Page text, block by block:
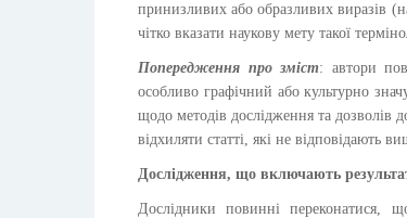
принизливих або образливих виразів
чітко вказати наукову мету такої
Попередження про зміст: автори
особливо графічний або культурно
щодо методів дослідження та дозволів
відхиляти статті, які не відповідають
Дослідження, що включають
Дослідники повинні переконатися,